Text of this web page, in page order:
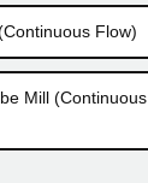
Flow)
Mill (Continuous